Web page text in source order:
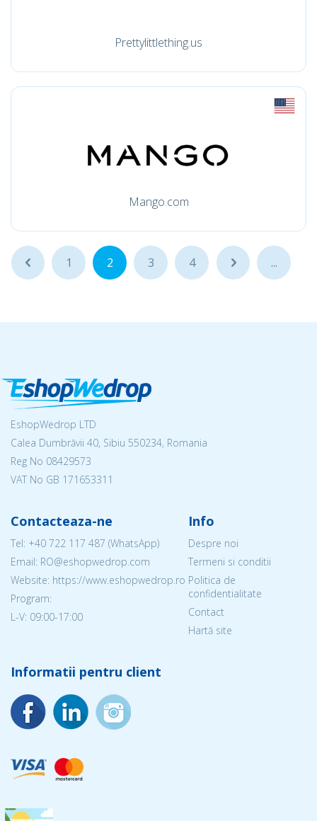
Prettylittlething.us
Mango.com
... 1 2 3 4 ... ...
EshopWedrop LTD
Calea Dumbrăvii 40, Sibiu 550234, Romania
Reg No 08429573
VAT No GB 171653311
Contacteaza-ne
Tel: +40 722 117 487 (WhatsApp)
Email: RO@eshopwedrop.com
Website: https://www.eshopwedrop.ro
Program:
L-V: 09:00-17:00
Info
Despre noi
Termeni si conditii
Politica de
confidentialitate
Contact
Hartă site
Informatii pentru client